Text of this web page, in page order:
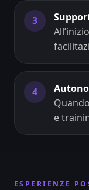
3
4
e
ESPERIENZE